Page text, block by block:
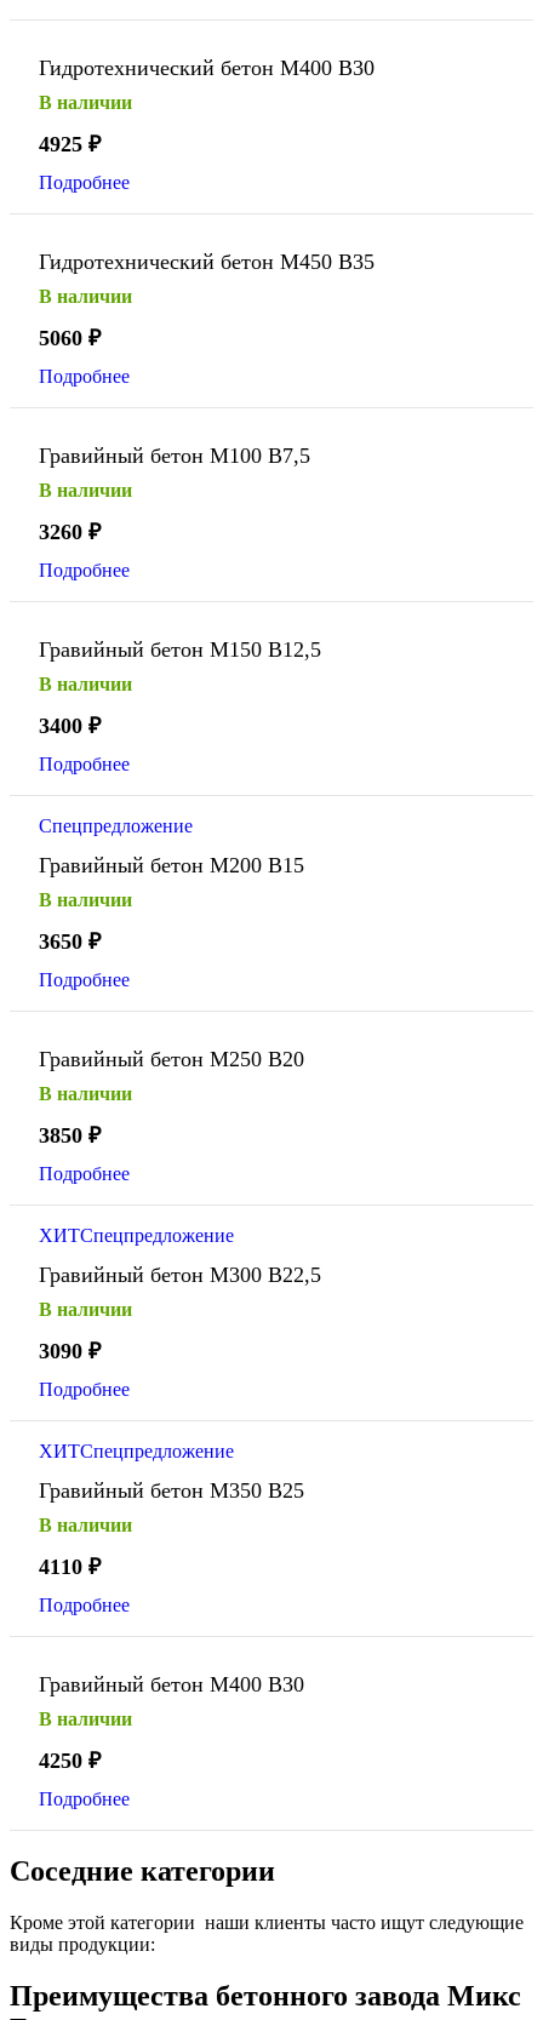
Гидротехнический бетон М400 В30
В наличии
4925 ₽
Подробнее
Гидротехнический бетон М450 В35
В наличии
5060 ₽
Подробнее
Гравийный бетон М100 В7,5
В наличии
3260 ₽
Подробнее
Гравийный бетон М150 В12,5
В наличии
3400 ₽
Подробнее
Спецпредложение
Гравийный бетон М200 В15
В наличии
3650 ₽
Подробнее
Гравийный бетон М250 В20
В наличии
3850 ₽
Подробнее
ХИТСпецпредложение
Гравийный бетон М300 В22,5
В наличии
3090 ₽
Подробнее
ХИТСпецпредложение
Гравийный бетон М350 В25
В наличии
4110 ₽
Подробнее
Гравийный бетон М400 В30
В наличии
4250 ₽
Подробнее
Соседние категории
Кроме этой категории наши клиенты часто ищут следующие
виды продукции:
Преимущества бетонного завода Микс